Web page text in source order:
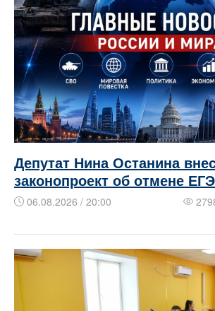
Депутат Нина Останина
законопроект об отмене ЕГЭ
06.08.2026 / 20:00